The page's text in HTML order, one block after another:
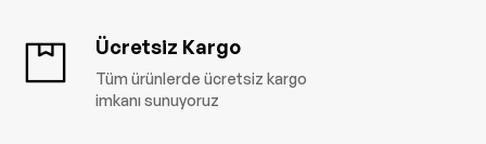
Ücretsiz Kargo
Tüm ürünlerde ücretsiz kargo
imkanı sunuyoruz